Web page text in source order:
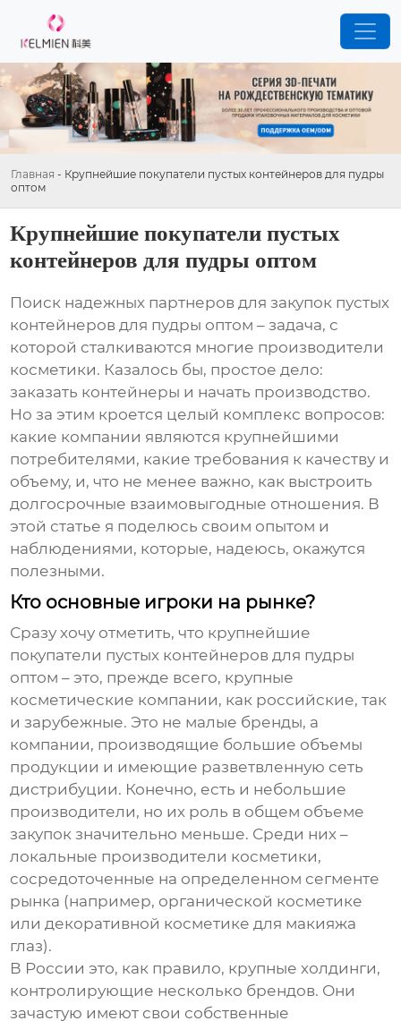
Главная - Крупнейшие покупатели пустых контейнеров для пудры
оптом
Крупнейшие покупатели пустых
контейнеров для пудры оптом
Поиск надежных партнеров для закупок пустых
контейнеров для пудры оптом – задача, с
которой сталкиваются многие производители
косметики. Казалось бы, простое дело:
заказать контейнеры и начать производство.
Но за этим кроется целый комплекс вопросов:
какие компании являются крупнейшими
потребителями, какие требования к качеству и
объему, и, что не менее важно, как выстроить
долгосрочные взаимовыгодные отношения. В
этой статье я поделюсь своим опытом и
наблюдениями, которые, надеюсь, окажутся
полезными.
Кто основные игроки на рынке?
Сразу хочу отметить, что крупнейшие
покупатели пустых контейнеров для пудры
оптом – это, прежде всего, крупные
косметические компании, как российские, так
и зарубежные. Это не малые бренды, а
компании, производящие большие объемы
продукции и имеющие разветвленную сеть
дистрибуции. Конечно, есть и небольшие
производители, но их роль в общем объеме
закупок значительно меньше. Среди них –
локальные производители косметики,
сосредоточенные на определенном сегменте
рынка (например, органической косметике
или декоративной косметике для макияжа
глаз).
В России это, как правило, крупные холдинги,
контролирующие несколько брендов. Они
зачастую имеют свои собственные